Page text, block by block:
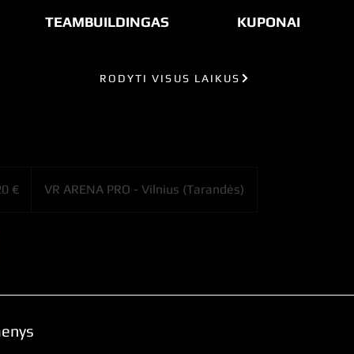
TEAMBUILDINGAS KUPONAI
€ VR ARENA PRO - Vilnius (Tarandės)
RODYTI VISUS LAIKUS